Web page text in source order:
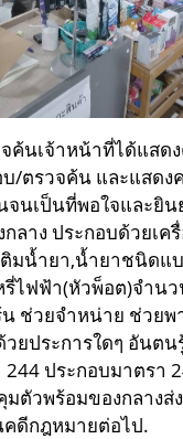
ค้นเจ้าหน้าที่ได้แสด
/ตรวจค้น และแสดง
จนเป็นที่พอใจและยิ
ลาง ประกอบด้วยเค
มน้ำยา,น้ำยาชนิดแ
ไฟฟ้า(หัวพ็อต)จำน
ช่วยจำหน่าย ช่วยพ
ยประการใดๆ อันต
244 ประกอบมาตรา
มตัวพร้อมของกลาง
คดีกฎหมายต่อไป.